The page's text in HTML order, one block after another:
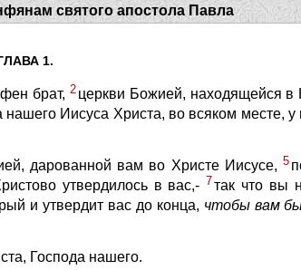
святого апостола Павла
ГЛАВА 1.
брат, 2 церкви Божией, находящейся
Иисуса Христа, во всяком месте, у
дарованной вам во Христе Иисусе,5
утвердилось в вас,- 7так что вы
и утвердит вас до конца, чтобы вам
Господа нашего.